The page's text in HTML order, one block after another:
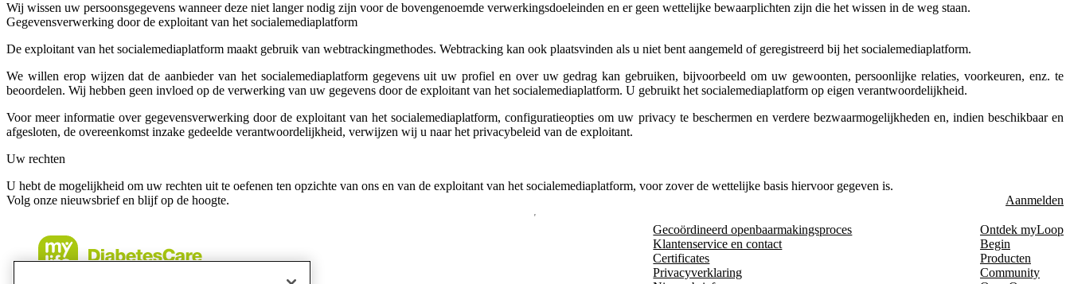
Wij wissen uw persoonsgegevens wanneer deze niet langer nodig zijn voor de bovengenoemde verwerkingsdoeleinden en er geen wettelijke bewaarplichten zijn die het wissen in de weg staan.
Gegevensverwerking door de exploitant van het socialemediaplatform
De exploitant van het socialemediaplatform maakt gebruik van webtrackingmethodes. Webtracking kan ook plaatsvinden als u niet bent aangemeld of geregistreerd bij het socialemediaplatform.
We willen erop wijzen dat de aanbieder van het socialemediaplatform gegevens uit uw profiel en over uw gedrag kan gebruiken, bijvoorbeeld om uw gewoonten, persoonlijke relaties, voorkeuren, enz. te
beoordelen. Wij hebben geen invloed op de verwerking van uw gegevens door de exploitant van het socialemediaplatform. U gebruikt het socialemediaplatform op eigen verantwoordelijkheid.
Voor meer informatie over gegevensverwerking door de exploitant van het socialemediaplatform, configuratieopties om uw privacy te beschermen en verdere bezwaarmogelijkheden en, indien beschikbaar en
afgesloten, de overeenkomst inzake gedeelde verantwoordelijkheid, verwijzen wij u naar het privacybeleid van de exploitant.
Uw rechten
U hebt de mogelijkheid om uw rechten uit te oefenen ten opzichte van ons en van de exploitant van het socialemediaplatform, voor zover de wettelijke basis hiervoor gegeven is.
Volg onze nieuwsbrief en blijf op de hoogte.
Aanmelden
Gecoördineerd openbaarmakingsproces
Klantenservice en contact
Certificates
Privacyverklaring
Ontdek myLoop
Begin
Producten
Community